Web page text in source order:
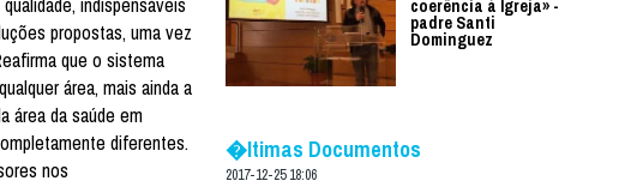
propostas, uma vez
que o sistema
área, mais ainda a
área da saúde em
diferentes.
nos
coerência à Igreja» -
padre Santi
Dominguez
�ltimas Documentos
2017-12-25 18:06